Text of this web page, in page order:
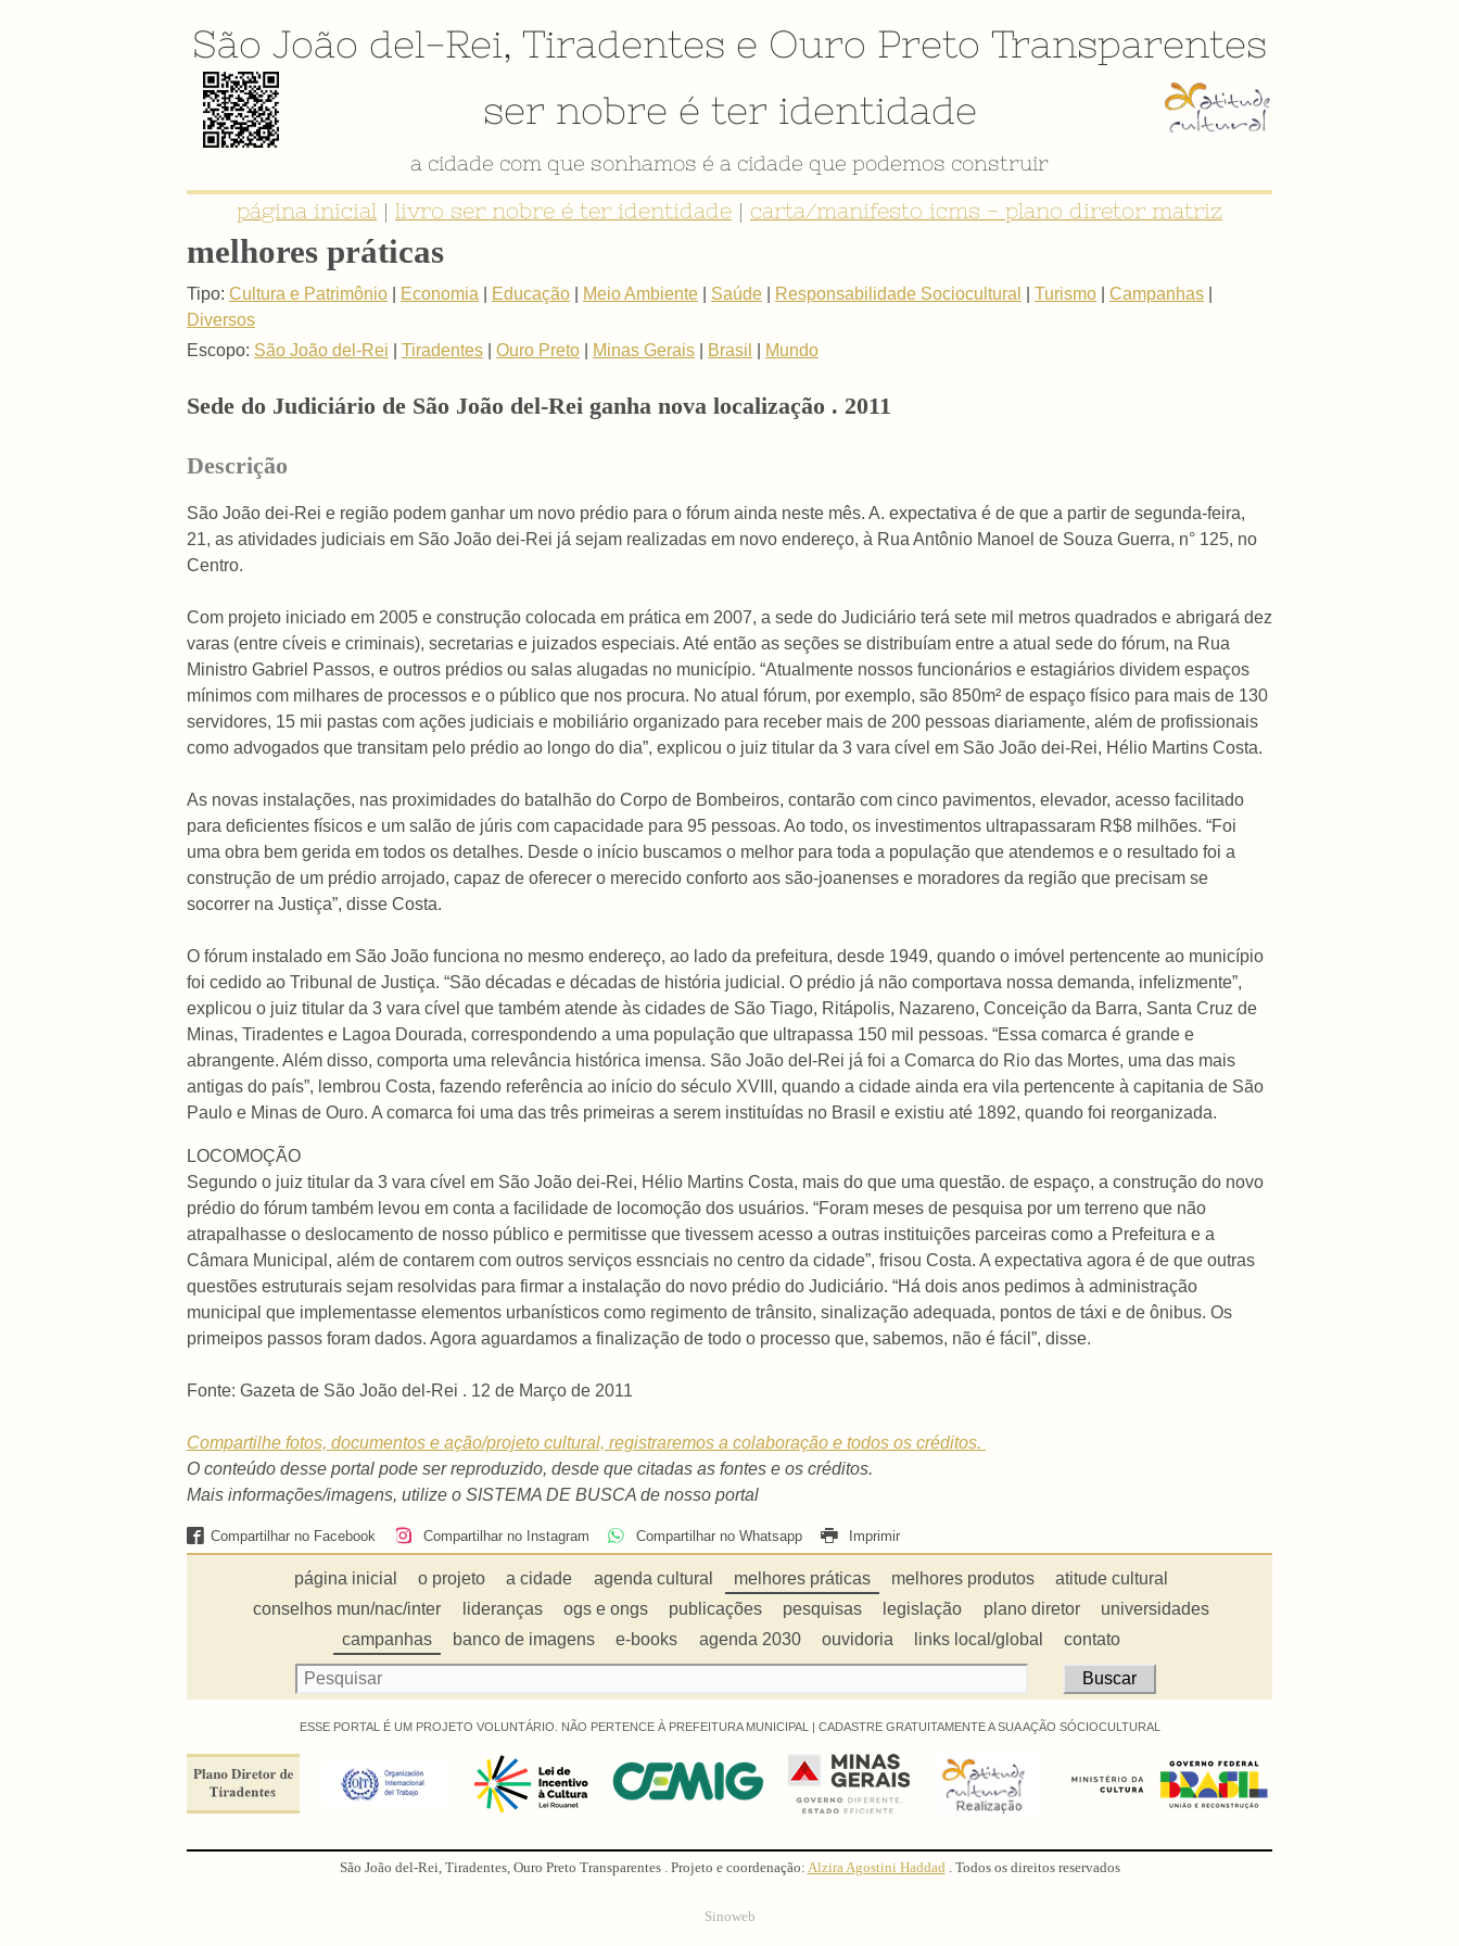
São João del-Rei, Tiradentes e Ouro Preto Transparentes
ser nobre é ter identidade
a cidade com que sonhamos é a cidade que podemos construir
página inicial | livro ser nobre é ter identidade | carta/manifesto icms - plano diretor matriz
melhores práticas
Tipo: Cultura e Patrimônio Economia Educação Meio Ambiente Saúde Responsabilidade Sociocultural Turismo Campanhas
Diversos
Escopo: São João del-Rei Tiradentes Ouro Preto Minas Gerais Brasil Mundo
Sede do Judiciário de São João del-Rei ganha nova localização . 2011
Descrição
São João dei-Rei e região podem ganhar um novo prédio para o fórum ainda neste mês. A. expectativa é de que a partir de segunda-feira,
21, as atividades judiciais em São João dei-Rei já sejam realizadas em novo endereço, à Rua Antônio Manoel de Souza Guerra, n° 125, no
Centro.
Com projeto iniciado em 2005 e construção colocada em prática em 2007, a sede do Judiciário terá sete mil metros quadrados e abrigará dez
varas (entre cíveis e criminais), secretarias e juizados especiais. Até então as seções se distribuíam entre a atual sede do fórum, na Rua
Ministro Gabriel Passos, e outros prédios ou salas alugadas no município. “Atualmente nossos funcionários e estagiários dividem espaços
mínimos com milhares de processos e o público que nos procura. No atual fórum, por exemplo, são 850m² de espaço físico para mais de 130
servidores, 15 mii pastas com ações judiciais e mobiliário organizado para receber mais de 200 pessoas diariamente, além de profissionais
como advogados que transitam pelo prédio ao longo do dia”, explicou o juiz titular da 3 vara cível em São João dei-Rei, Hélio Martins Costa.
As novas instalações, nas proximidades do batalhão do Corpo de Bombeiros, contarão com cinco pavimentos, elevador, acesso facilitado
para deficientes físicos e um salão de júris com capacidade para 95 pessoas. Ao todo, os investimentos ultrapassaram R$8 milhões. “Foi
uma obra bem gerida em todos os detalhes. Desde o início buscamos o melhor para toda a população que atendemos e o resultado foi a
construção de um prédio arrojado, capaz de oferecer o merecido conforto aos são-joanenses e moradores da região que precisam se
socorrer na Justiça”, disse Costa.
O fórum instalado em São João funciona no mesmo endereço, ao lado da prefeitura, desde 1949, quando o imóvel pertencente ao município
foi cedido ao Tribunal de Justiça. “São décadas e décadas de história judicial. O prédio já não comportava nossa demanda, infelizmente”,
explicou o juiz titular da 3 vara cível que também atende às cidades de São Tiago, Ritápolis, Nazareno, Conceição da Barra, Santa Cruz de
Minas, Tiradentes e Lagoa Dourada, correspondendo a uma população que ultrapassa 150 mil pessoas. “Essa comarca é grande e
abrangente. Além disso, comporta uma relevância histórica imensa. São João deI-Rei já foi a Comarca do Rio das Mortes, uma das mais
antigas do país”, lembrou Costa, fazendo referência ao início do século XVIII, quando a cidade ainda era vila pertencente à capitania de São
Paulo e Minas de Ouro. A comarca foi uma das três primeiras a serem instituídas no Brasil e existiu até 1892, quando foi reorganizada.
LOCOMOÇÃO
Segundo o juiz titular da 3 vara cível em São João dei-Rei, Hélio Martins Costa, mais do que uma questão. de espaço, a construção do novo
prédio do fórum também levou em conta a facilidade de locomoção dos usuários. “Foram meses de pesquisa por um terreno que não
atrapalhasse o deslocamento de nosso público e permitisse que tivessem acesso a outras instituições parceiras como a Prefeitura e a
Câmara Municipal, além de contarem com outros serviços essnciais no centro da cidade”, frisou Costa. A expectativa agora é de que outras
questões estruturais sejam resolvidas para firmar a instalação do novo prédio do Judiciário. “Há dois anos pedimos à administração
municipal que implementasse elementos urbanísticos como regimento de trânsito, sinalização adequada, pontos de táxi e de ônibus. Os
primeipos passos foram dados. Agora aguardamos a finalização de todo o processo que, sabemos, não é fácil”, disse.
Fonte: Gazeta de São João del-Rei . 12 de Março de 2011
Compartilhe fotos, documentos e ação/projeto cultural, registraremos a colaboração e todos os créditos.
O conteúdo desse portal pode ser reproduzido, desde que citadas as fontes e os créditos.
Mais informações/imagens, utilize o SISTEMA DE BUSCA de nosso portal
Compartilhar no Facebook Compartilhar no Instagram Compartilhar no Whatsapp Imprimir
página inicial o projeto a cidade agenda cultural melhores práticas melhores produtos
atitude cultural
conselhos mun/nac/inter
lideranças ogs e ongs publicações pesquisas legislação plano diretor
universidades
campanhas
banco de imagens e-books agenda 2030 ouvidoria links local/global contato
ESSE PORTAL É UM PROJETO VOLUNTÁRIO. NÃO PERTENCE À PREFEITURA MUNICIPAL | CADASTRE GRATUITAMENTE A SUA AÇÃO SÓCIOCULTURAL
São João del-Rei, Tiradentes, Ouro Preto Transparentes . Projeto e coordenação: Alzira Agostini Haddad . Todos os direitos reservados
Sinoweb